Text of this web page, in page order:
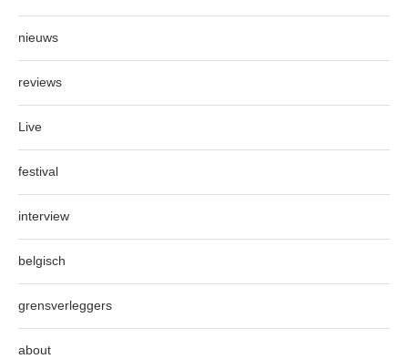
nieuws
reviews
Live
festival
interview
belgisch
grensverleggers
about